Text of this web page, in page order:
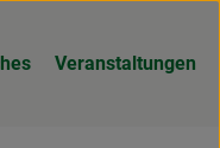
Veranstaltungen